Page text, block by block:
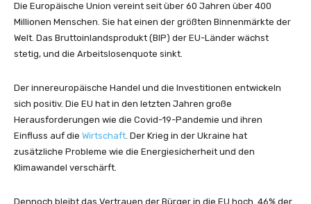
Die Europäische Union vereint seit über 60 Jahren über 400
Millionen Menschen. Sie hat einen der größten Binnenmärkte der
Welt. Das Bruttoinlandsprodukt (BIP) der EU-Länder wächst
stetig, und die Arbeitslosenquote sinkt.
Der innereuropäische Handel und die Investitionen entwickeln
sich positiv. Die EU hat in den letzten Jahren große
Herausforderungen wie die Covid-19-Pandemie und ihren
Einfluss auf die Wirtschaft. Der Krieg in der Ukraine hat
zusätzliche Probleme wie die Energiesicherheit und den
Klimawandel verschärft.
Dennoch bleibt das Vertrauen der Bürger in die EU hoch. 46% der